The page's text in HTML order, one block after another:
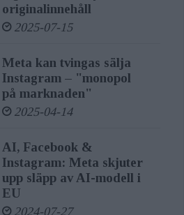
nämns i inlägg eller
och tjänster.
originalinnehåll
2025-07-15
Meta kan tvingas sälja
Instagram – "monopol
på marknaden"
2025-04-14
AI, Facebook &
Instagram: Meta skjuter
upp släpp av AI-modell i
EU
2024-07-27